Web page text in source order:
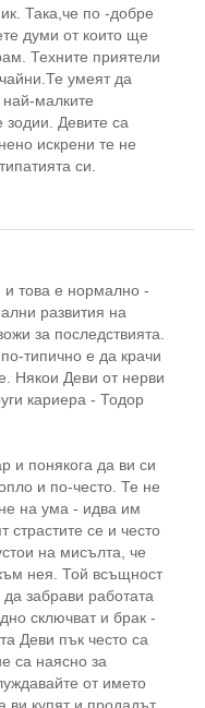
Така,че по -добре
думи от които ще
Техните приятели
умеят да
малките
зодии. Девите са
искрени те не
си.
и това е нормално -
развития на
за последствията.
типично е да крачи
Някои Деви от нерви
кариера - Тодор
и понякога да ви си
и по-често. Те не
на ума - идва им
страстите се и често
на мисълта, че
нея. Той всъщност
забрави работата
сключват и брак -
Деви пък често са
са наясно за
от името